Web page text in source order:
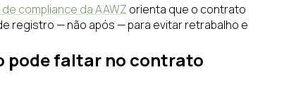
compliance da AAWZ orienta que o contrato
registro — não após — para evitar retrabalho e
pode faltar no contrato